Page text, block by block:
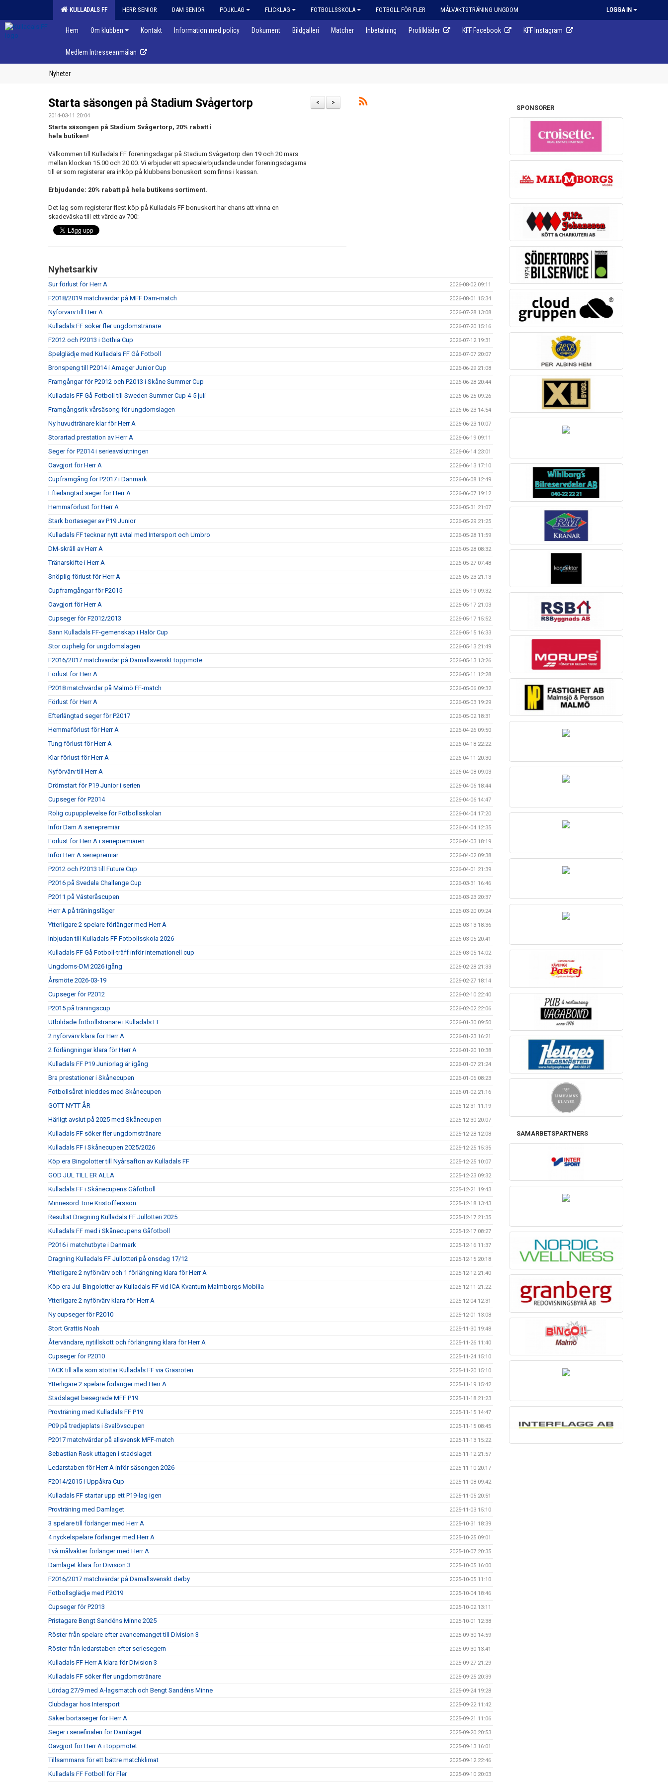
KULLADALS FF HERR SENIOR DAM SENIOR POJKLAG FLICKLAG FOTBOLLSSKOLA FOTBOLL FÖR FLER MÅLVAKTSTRÄNING UNGDOM LOGGA IN
Hem Om klubben Kontakt Information med policy Dokument Bildgalleri Matcher Inbetalning Profilkläder KFF Facebook KFF Instagram
Medlem Intresseanmälan
Nyheter
>
<
Starta säsongen på Stadium Svågertorp
2014-03-11 20:04
Starta säsongen på Stadium Svågertorp, 20% rabatt i
hela butiken!
Välkommen till Kulladals FF föreningsdagar på Stadium Svågertorp den 19 och 20 mars
mellan klockan 15.00 och 20.00. Vi erbjuder ett specialerbjudande under föreningsdagarna
till er som registerar era inköp på klubbens bonuskort som finns i kassan.
Erbjudande: 20% rabatt på hela butikens sortiment.
Det lag som registerar flest köp på Kulladals FF bonuskort har chans att vinna en
skadeväska till ett värde av 700:-
Nyhetsarkiv
Sur förlust för Herr A 2026-08-02 09:11
F2018/2019 matchvärdar på MFF Dam-match 2026-08-01 15:34
Nyförvärv till Herr A 2026-07-28 13:08
Kulladals FF söker fler ungdomstränare 2026-07-20 15:16
F2012 och P2013 i Gothia Cup 2026-07-12 19:31
Spelglädje med Kulladals FF Gå Fotboll 2026-07-07 20:07
Bronspeng till P2014 i Amager Junior Cup 2026-06-29 21:08
Framgångar för P2012 och P2013 i Skåne Summer Cup 2026-06-28 20:44
Kulladals FF Gå-Fotboll till Sweden Summer Cup 4-5 juli 2026-06-25 09:26
Framgångsrik vårsäsong för ungdomslagen 2026-06-23 14:54
Ny huvudtränare klar för Herr A 2026-06-23 10:07
Storartad prestation av Herr A 2026-06-19 09:11
Seger för P2014 i serieavslutningen 2026-06-14 23:01
Oavgjort för Herr A 2026-06-13 17:10
Cupframgång för P2017 i Danmark 2026-06-08 12:49
Efterlängtad seger för Herr A 2026-06-07 19:12
Hemmaförlust för Herr A 2026-05-31 21:07
Stark bortaseger av P19 Junior 2026-05-29 21:25
Kulladals FF tecknar nytt avtal med Intersport och Umbro 2026-05-28 11:59
DM-skräll av Herr A 2026-05-28 08:32
Tränarskifte i Herr A 2026-05-27 07:48
Snöplig förlust för Herr A 2026-05-23 21:13
Cupframgångar för P2015 2026-05-19 09:32
Oavgjort för Herr A 2026-05-17 21:03
Cupseger för F2012/2013 2026-05-17 15:52
Sann Kulladals FF-gemenskap i Halör Cup 2026-05-15 16:33
Stor cuphelg för ungdomslagen 2026-05-13 21:49
F2016/2017 matchvärdar på Damallsvenskt toppmöte 2026-05-13 13:26
Förlust för Herr A 2026-05-11 12:28
P2018 matchvärdar på Malmö FF-match 2026-05-06 09:32
Förlust för Herr A 2026-05-03 19:29
Efterlängtad seger för P2017 2026-05-02 18:31
Hemmaförlust för Herr A 2026-04-26 09:50
Tung förlust för Herr A 2026-04-18 22:22
Klar förlust för Herr A 2026-04-11 20:30
Nyförvärv till Herr A 2026-04-08 09:03
Drömstart för P19 Junior i serien 2026-04-06 18:44
Cupseger för P2014 2026-04-06 14:47
Rolig cupupplevelse för Fotbollsskolan 2026-04-04 17:20
Inför Dam A seriepremiär 2026-04-04 12:35
Förlust för Herr A i seriepremiären 2026-04-03 18:19
Inför Herr A seriepremiär 2026-04-02 09:38
P2012 och P2013 till Future Cup 2026-04-01 21:39
P2016 på Svedala Challenge Cup 2026-03-31 16:46
P2011 på Västeråscupen 2026-03-23 20:37
Herr A på träningsläger 2026-03-20 09:24
Ytterligare 2 spelare förlänger med Herr A 2026-03-13 18:36
Inbjudan till Kulladals FF Fotbollsskola 2026 2026-03-05 20:41
Kulladals FF Gå Fotboll-träff inför internationell cup 2026-03-05 14:02
Ungdoms-DM 2026 igång 2026-02-28 21:33
Årsmöte 2026-03-19 2026-02-27 18:14
Cupseger för P2012 2026-02-10 22:40
P2015 på träningscup 2026-02-02 22:06
Utbildade fotbollstränare i Kulladals FF 2026-01-30 09:50
2 nyförvärv klara för Herr A 2026-01-23 16:21
2 förlängningar klara för Herr A 2026-01-20 10:38
Kulladals FF P19 Juniorlag är igång 2026-01-07 21:24
Bra prestationer i Skånecupen 2026-01-06 08:23
Fotbollsåret inleddes med Skånecupen 2026-01-02 21:16
GOTT NYTT ÅR 2025-12-31 11:19
Härligt avslut på 2025 med Skånecupen 2025-12-30 20:07
Kulladals FF söker fler ungdomstränare 2025-12-28 12:08
Kulladals FF i Skånecupen 2025/2026 2025-12-25 15:35
Köp era Bingolotter till Nyårsafton av Kulladals FF 2025-12-25 10:07
GOD JUL TILL ER ALLA 2025-12-23 09:32
Kulladals FF i Skånecupens Gåfotboll 2025-12-21 19:43
Minnesord Tore Kristoffersson 2025-12-18 13:43
Resultat Dragning Kulladals FF Jullotteri 2025 2025-12-17 21:35
Kulladals FF med i Skånecupens Gåfotboll 2025-12-17 08:27
P2016 i matchutbyte i Danmark 2025-12-16 11:37
Dragning Kulladals FF Jullotteri på onsdag 17/12 2025-12-15 20:18
Ytterligare 2 nyförvärv och 1 förlängning klara för Herr A 2025-12-12 21:40
Köp era Jul-Bingolotter av Kulladals FF vid ICA Kvantum Malmborgs Mobilia 2025-12-11 21:22
Ytterligare 2 nyförvärv klara för Herr A 2025-12-04 12:31
Ny cupseger för P2010 2025-12-01 13:08
Stort Grattis Noah 2025-11-30 19:48
Återvändare, nytillskott och förlängning klara för Herr A 2025-11-26 11:40
Cupseger för P2010 2025-11-24 15:10
TACK till alla som stöttar Kulladals FF via Gräsroten 2025-11-20 15:10
Ytterligare 2 spelare förlänger med Herr A 2025-11-19 15:42
Stadslaget besegrade MFF P19 2025-11-18 21:23
Provträning med Kulladals FF P19 2025-11-15 14:47
P09 på tredjeplats i Svalövscupen 2025-11-15 08:45
P2017 matchvärdar på allsvensk MFF-match 2025-11-13 15:22
Sebastian Rask uttagen i stadslaget 2025-11-12 21:57
Ledarstaben för Herr A inför säsongen 2026 2025-11-10 20:17
F2014/2015 i Uppåkra Cup 2025-11-08 09:42
Kulladals FF startar upp ett P19-lag igen 2025-11-05 20:51
Provträning med Damlaget 2025-11-03 15:10
3 spelare till förlänger med Herr A 2025-10-31 18:39
4 nyckelspelare förlänger med Herr A 2025-10-25 09:01
Två målvakter förlänger med Herr A 2025-10-07 20:35
Damlaget klara för Division 3 2025-10-05 16:00
F2016/2017 matchvärdar på Damallsvenskt derby 2025-10-05 11:10
Fotbollsglädje med P2019 2025-10-04 18:46
Cupseger för P2013 2025-10-02 13:11
Pristagare Bengt Sandéns Minne 2025 2025-10-01 12:38
Röster från spelare efter avancemanget till Division 3 2025-09-30 14:59
Röster från ledarstaben efter seriesegern 2025-09-30 13:41
Kulladals FF Herr A klara för Division 3 2025-09-27 21:29
Kulladals FF söker fler ungdomstränare 2025-09-25 20:39
Lördag 27/9 med A-lagsmatch och Bengt Sandéns Minne 2025-09-24 19:28
Clubdagar hos Intersport 2025-09-22 11:42
Säker bortaseger för Herr A 2025-09-21 11:06
Seger i seriefinalen för Damlaget 2025-09-20 20:53
Oavgjort för Herr A i toppmötet 2025-09-13 16:01
Tillsammans för ett bättre matchklimat 2025-09-12 22:46
Kulladals FF Fotboll för Fler 2025-09-10 20:03
SPONSORER
SAMARBETSPARTNERS